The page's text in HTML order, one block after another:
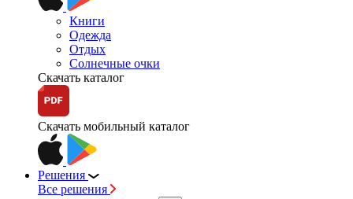
Книги
Одежда
Отдых
Солнечные очки
Скачать каталог
Скачать мобильный каталог
Решения
Все решения